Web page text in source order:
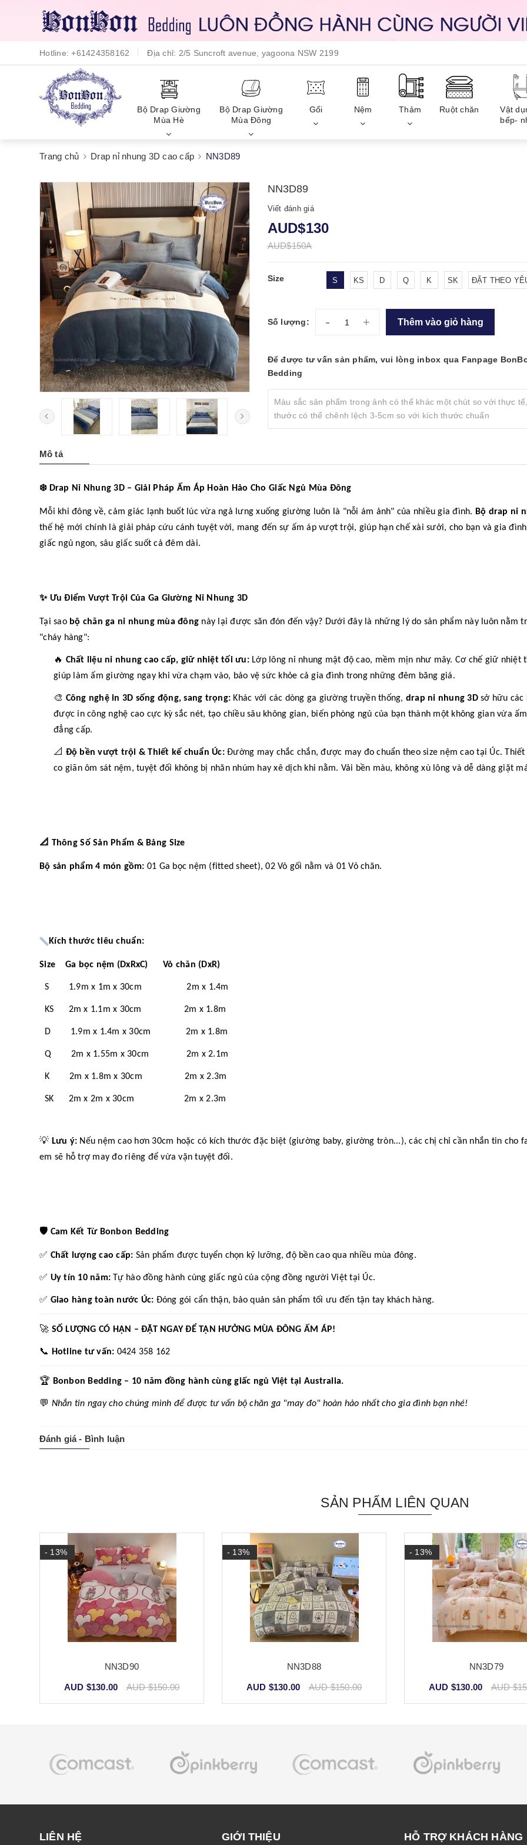
Hotline:+61424358162 Địa chỉ: 2/5 Suncroft avenue, yagoona NSW 2199
Bộ Drap Giường
Mùa Hè
Bộ Drap Giường
Mùa Đông
Gối Nệm Thảm Ruột chăn
Vật
bếp-
Trang chủ Drap nỉ nhung 3D cao cấp NN3D89
NN3D89
Viết đánh giá
AUD$130
AUD$150A
Size S KS D Q K SK ĐẶT THEO
Số lượng: - + Thêm vào giỏ hàng
Để được tư vấn sản phẩm, vui lòng inbox qua Fanpage
Bedding
Màu sắc sản phẩm trong ảnh có thể khác một chút so với thực
thước có thể chênh lệch 3-5cm so với kích thước chuẩn
Mô tả
❄️Drap Nỉ Nhung 3D – Giải Pháp Ấm Áp Hoàn Hảo Cho Giấc Ngủ Mùa Đông
Mỗi khi đông về, cảm giác lạnh buốt lúc vừa ngả lưng xuống giường luôn là "nỗi ám ảnh" của nhiều gia đình. Bộ drap nỉ
thế hệ mới chính là giải pháp cứu cánh tuyệt vời, mang đến sự ấm áp vượt trội, giúp hạn chế xài sưởi, cho bạn và gia
giấc ngủ ngon, sâu giấc suốt cả đêm dài.
✨Ưu Điểm Vượt Trội Của Ga Giường Nỉ Nhung 3D
Tại sao bộ chăn ga nỉ nhung mùa đông này lại được săn đón đến vậy? Dưới đây là những lý do sản phẩm này luôn nằm
"cháy hàng":
🔥 Chất liệu nỉ nhung cao cấp, giữ nhiệt tối ưu:Lớp lông nỉ nhung mật độ cao, mềm mịn như mây. Cơ chế giữ nhiệt
giúp làm ấm giường ngay khi vừa chạm vào, bảo vệ sức khỏe cả gia đình trong những đêm băng giá.
🎨 Công nghệ in 3D sống động, sang trọng: Khác với các dòng ga giường truyền thống, drap nỉ nhung 3Dsở hữu các
được in công nghệ cao cực kỳ sắc nét, tạo chiều sâu không gian, biến phòng ngủ của bạn thành một không gian vừa
đẳng cấp.
📐 Độ bền vượt trội & Thiết kế chuẩn Úc:Đường may chắc chắn, được may đo chuẩn theo size nệm cao tại Úc. Thiết
co giãn ôm sát nệm, tuyệt đối không bị nhăn nhúm hay xê dịch khi nằm. Vải bền màu, không xù lông và dễ dàng giặt
📐 Thông Số Sản Phẩm & Bảng Size
Bộ sản phẩm 4 món gồm: 01 Ga bọc nệm (fitted sheet), 02 Vỏ gối nằm và 01 Vỏ chăn.
Kích thước tiêu chuẩn:
Size Ga bọc nệm (DxRxC) Vỏ chăn (DxR)
S 1.9m x 1m x 30cm 2m x 1.4m
KS 2m x 1.1m x 30cm 2m x 1.8m
D 1.9m x 1.4m x 30cm 2m x 1.8m
Q 2m x 1.55m x 30cm 2m x 2.1m
K 2m x 1.8m x 30cm 2m x 2.3m
SK 2m x 2m x 30cm 2m x 2.3m
💡 Lưu ý: Nếu nệm cao hơn 30cm hoặc có kích thước đặc biệt (giường baby, giường tròn...), các chị chỉ cần nhắn tin cho
em sẽ hỗ trợ may đo riêng để vừa vặn tuyệt đối.
🛡️ Cam Kết Từ Bonbon Bedding
✅ Chất lượng cao cấp: Sản phẩm được tuyển chọn kỹ lưỡng, độ bền cao qua nhiều mùa đông.
✅ Uy tín 10 năm: Tự hào đồng hành cùng giấc ngủ của cộng đồng người Việt tại Úc.
✅ Giao hàng toàn nước Úc: Đóng gói cẩn thận, bảo quản sản phẩm tối ưu đến tận tay khách hàng.
🚀 SỐ LƯỢNG CÓ HẠN – ĐẶT NGAY ĐỂ TẬN HƯỞNG MÙA ĐÔNG ẤM ÁP!
📞 Hotline tư vấn: 0424 358 162
🏆 Bonbon Bedding – 10 năm đồng hành cùng giấc ngủ Việt tại Australia.
💬 Nhắn tin ngay cho chúng mình để được tư vấn bộ chăn ga "may đo" hoàn hảo nhất cho gia đình bạn nhé!
Đánh giá - Bình luận
SẢN PHẨM LIÊN QUAN
- 13%
NN3D90
AUD $130.00 AUD $150.00
- 13%
NN3D88
AUD $130.00 AUD $150.00
- 13%
NN3D79
AUD $130.00 AUD
LIÊN HỆ GIỚI THIỆU HỖ TRỢ KHÁCH HÀNG